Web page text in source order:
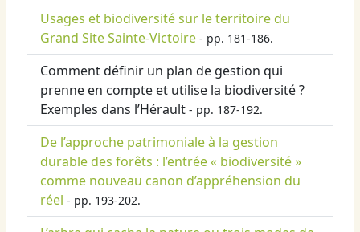
Usages et biodiversité sur le territoire du
Grand Site Sainte-Victoire - pp. 181-186.
Comment définir un plan de gestion qui
prenne en compte et utilise la biodiversité ?
Exemples dans l’Hérault - pp. 187-192.
De l’approche patrimoniale à la gestion
durable des forêts : l’entrée « biodiversité »
comme nouveau canon d’appréhension du
réel - pp. 193-202.